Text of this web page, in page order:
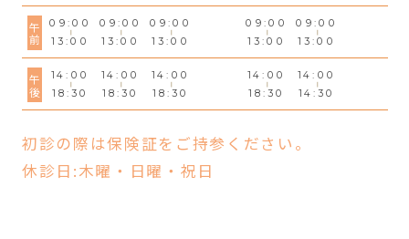
午前
09:00
13:00
09:00
13:00
09:00
13:00
09:00
13:00
09:00
13:00
午後
14:00
18:30
14:00
18:30
14:00
18:30
14:00
18:30
14:00
14:30
初診の際は保険証をご持参ください。
休診日:木曜・日曜・祝日